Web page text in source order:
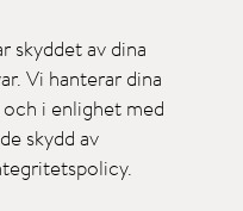
skyddet av dina
Vi hanterar dina
i enlighet med
skydd av